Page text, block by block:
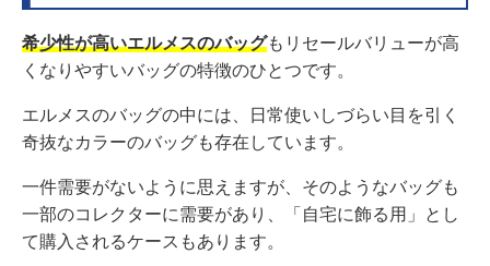
希少性が高いエルメスのバッグもリセールバリューが高
くなりやすいバッグの特徴のひとつです。
エルメスのバッグの中には、日常使いしづらい目を引く
奇抜なカラーのバッグも存在しています。
一件需要がないように思えますが、そのようなバッグも
一部のコレクターに需要があり、「自宅に飾る用」とし
て購入されるケースもあります。